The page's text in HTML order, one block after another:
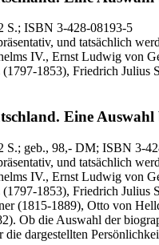
S.; ISBN 3-428-08193-5
und tatsächlich
IV., Ernst Ludwig von
1853), Friedrich
Eine Auswahl
S.; geb., 98,- DM; ISBN 3-
und tatsächlich
IV., Ernst Ludwig von
1853), Friedrich
(1815-1889), Otto von
Ob die Auswahl der
dargestellten